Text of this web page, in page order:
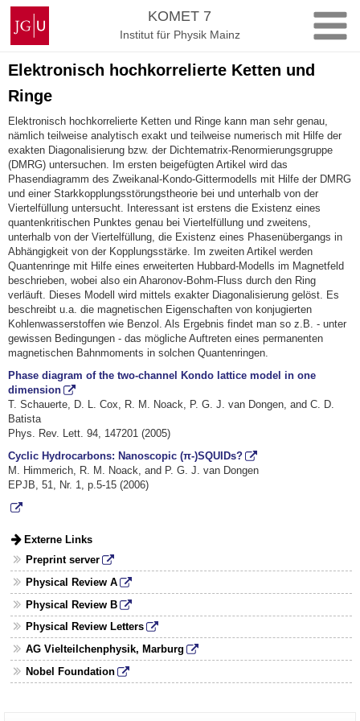
Zum
Inhalt
springen
Johannes
Gutenberg-
Universität
Mainz
KOMET 7
Institut für Physik Mainz
Elektronisch hochkorrelierte Ketten und
Ringe
Elektronisch hochkorrelierte Ketten und Ringe kann man sehr genau,
nämlich teilweise analytisch exakt und teilweise numerisch mit Hilfe der
exakten Diagonalisierung bzw. der Dichtematrix-Renormierungsgruppe
(DMRG) untersuchen. Im ersten beigefügten Artikel wird das
Phasendiagramm des Zweikanal-Kondo-Gittermodells mit Hilfe der DMRG
und einer Starkkopplungsstörungstheorie bei und unterhalb von der
Viertelfüllung untersucht. Interessant ist erstens die Existenz eines
quantenkritischen Punktes genau bei Viertelfüllung und zweitens,
unterhalb von der Viertelfüllung, die Existenz eines Phasenübergangs in
Abhängigkeit von der Kopplungsstärke. Im zweiten Artikel werden
Quantenringe mit Hilfe eines erweiterten Hubbard-Modells im Magnetfeld
beschrieben, wobei also ein Aharonov-Bohm-Fluss durch den Ring
verläuft. Dieses Modell wird mittels exakter Diagonalisierung gelöst. Es
beschreibt u.a. die magnetischen Eigenschaften von konjugierten
Kohlenwasserstoffen wie Benzol. Als Ergebnis findet man so z.B. - unter
gewissen Bedingungen - das mögliche Auftreten eines permanenten
magnetischen Bahnmoments in solchen Quantenringen.
Phase diagram of the two-channel Kondo lattice model in one
dimension
T. Schauerte, D. L. Cox, R. M. Noack, P. G. J. van Dongen, and C. D.
Batista
Phys. Rev. Lett. 94, 147201 (2005)
Cyclic Hydrocarbons: Nanoscopic (π-)SQUIDs?
M. Himmerich, R. M. Noack, and P. G. J. van Dongen
EPJB, 51, Nr. 1, p.5-15 (2006)
Externe Links
Preprint server
Physical Review A
Physical Review B
Physical Review Letters
AG Vielteilchenphysik, Marburg
Nobel Foundation